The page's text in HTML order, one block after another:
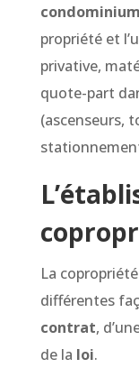
propriété et
privative,
quote-part
(ascenseurs,
La
différentes
contrat,
de la loi.